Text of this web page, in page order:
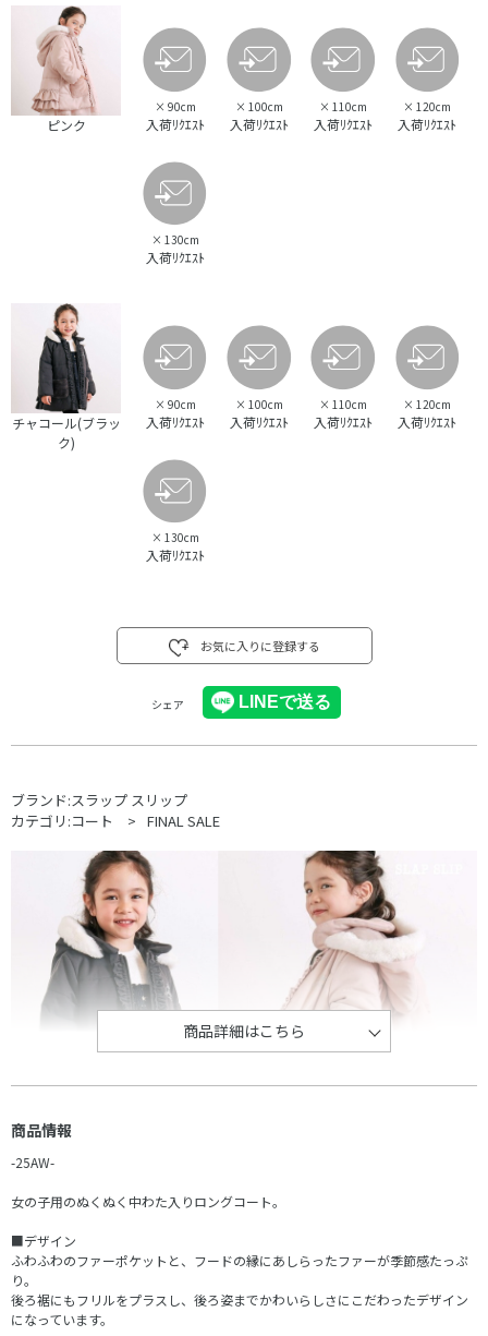
ピンク
× 90cm
入荷ﾘｸｴｽﾄ
× 100cm
入荷ﾘｸｴｽﾄ
× 110cm
入荷ﾘｸｴｽﾄ
× 120cm
入荷ﾘｸｴｽﾄ
× 130cm
入荷ﾘｸｴｽﾄ
チャコール(ブラッ
ク)
× 90cm
入荷ﾘｸｴｽﾄ
× 100cm
入荷ﾘｸｴｽﾄ
× 110cm
入荷ﾘｸｴｽﾄ
× 120cm
入荷ﾘｸｴｽﾄ
× 130cm
入荷ﾘｸｴｽﾄ
お気に入りに登録する
シェア
ブランド:スラップ スリップ
カテゴリ:コート FINAL SALE
商品詳細はこちら
商品情報
-25AW-
女の子用のぬくぬく中わた入りロングコート。
■デザイン
ふわふわのファーポケットと、フードの縁にあしらったファーが季節感たっぷ
り。
後ろ裾にもフリルをプラスし、後ろ姿までかわいらしさにこだわったデザイン
になっています。